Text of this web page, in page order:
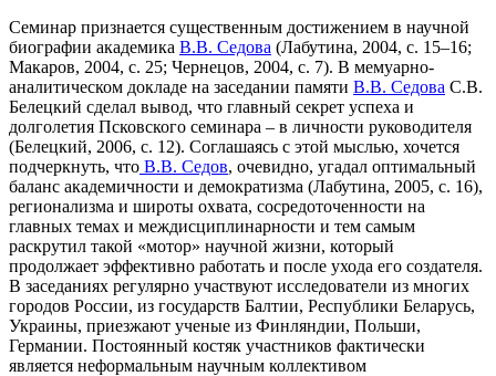
Семинар признается существенным достижением в научной
биографии академика В.В. Седова (Лабутина, 2004, с. 15–16;
Макаров, 2004, с. 25; Чернецов, 2004, с. 7). В мемуарно-
аналитическом докладе на заседании памяти В.В. Седова С.В.
Белецкий сделал вывод, что главный секрет успеха и
долголетия Псковского семинара – в личности руководителя
(Белецкий, 2006, с. 12). Соглашаясь с этой мыслью, хочется
подчеркнуть, что В.В. Седов, очевидно, угадал оптимальный
баланс академичности и демократизма (Лабутина, 2005, с. 16),
регионализма и широты охвата, сосредоточенности на
главных темах и междисциплинарности и тем самым
раскрутил такой «мотор» научной жизни, который
продолжает эффективно работать и после ухода его создателя.
В заседаниях регулярно участвуют исследователи из многих
городов России, из государств Балтии, Республики Беларусь,
Украины, приезжают ученые из Финляндии, Польши,
Германии. Постоянный костяк участников фактически
является неформальным научным коллективом